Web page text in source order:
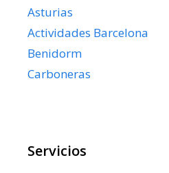
Asturias
Actividades Barcelona
Benidorm
Carboneras
Servicios